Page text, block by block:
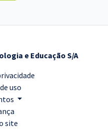
e Educação S/A
uso
site